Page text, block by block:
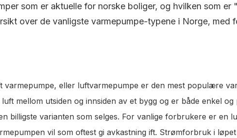
som er aktuelle for norske boliger, og hvilken som er
over de vanligste varmepumpe-typene i Norge, med
varmepumpe, eller luftvarmepumpe er den mest populære
mellom utsiden og innsiden av et bygg og er både enkel
billigste varianten som selges. For vanlige forbrukere er en
vil som oftest gi avkastning ift. Strømforbruk i